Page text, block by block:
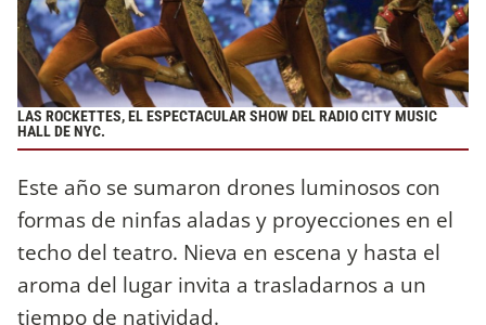
LAS ROCKETTES, EL ESPECTACULAR SHOW DEL RADIO CITY MUSIC
HALL DE NYC.
Este año se sumaron drones luminosos con
formas de ninfas aladas y proyecciones en el
techo del teatro. Nieva en escena y hasta el
aroma del lugar invita a trasladarnos a un
tiempo de natividad.